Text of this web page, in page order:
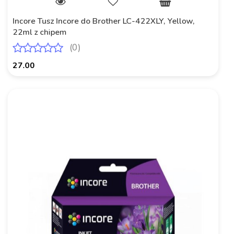
Incore Tusz Incore do Brother LC-422XLY, Yellow,
22ml z chipem
(0)
27.00